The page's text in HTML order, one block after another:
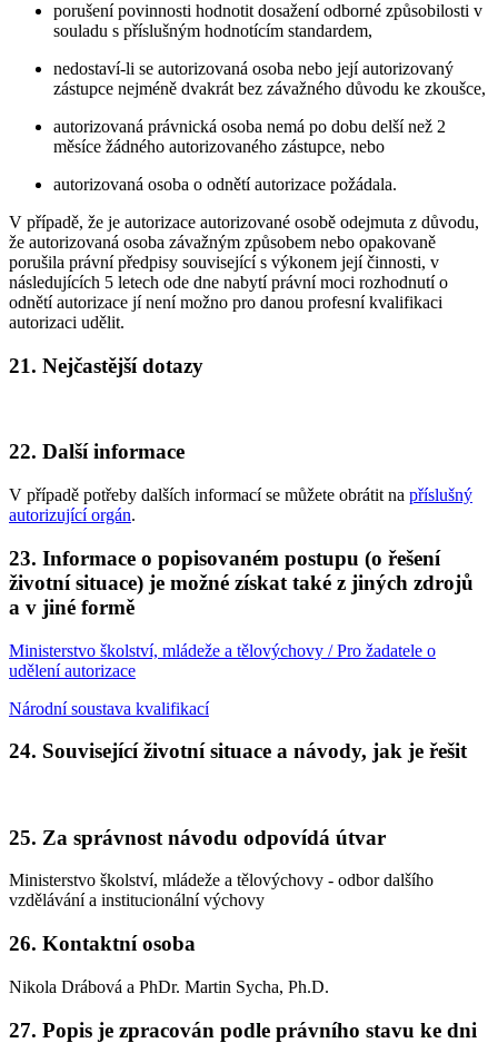
porušení povinnosti hodnotit dosažení odborné způsobilosti v
souladu s příslušným hodnotícím standardem,
nedostaví-li se autorizovaná osoba nebo její autorizovaný
zástupce nejméně dvakrát bez závažného důvodu ke zkoušce,
autorizovaná právnická osoba nemá po dobu delší než 2
měsíce žádného autorizovaného zástupce, nebo
autorizovaná osoba o odnětí autorizace požádala.
V případě, že je autorizace autorizované osobě odejmuta z důvodu,
že autorizovaná osoba závažným způsobem nebo opakovaně
porušila právní předpisy související s výkonem její činnosti, v
následujících 5 letech ode dne nabytí právní moci rozhodnutí o
odnětí autorizace jí není možno pro danou profesní kvalifikaci
autorizaci udělit.
21. Nejčastější dotazy
22. Další informace
V případě potřeby dalších informací se můžete obrátit na příslušný
autorizující orgán.
23. Informace o popisovaném postupu (o řešení
životní situace) je možné získat také z jiných zdrojů
a v jiné formě
Ministerstvo školství, mládeže a tělovýchovy / Pro žadatele o
udělení autorizace
Národní soustava kvalifikací
24. Související životní situace a návody, jak je řešit
25. Za správnost návodu odpovídá útvar
Ministerstvo školství, mládeže a tělovýchovy - odbor dalšího
vzdělávání a institucionální výchovy
26. Kontaktní osoba
Nikola Drábová a PhDr. Martin Sycha, Ph.D.
27. Popis je zpracován podle právního stavu ke dni